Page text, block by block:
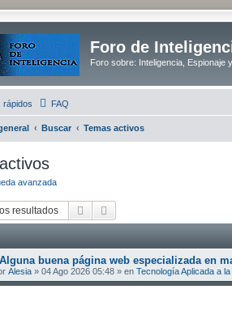
Foro de
Foro sobre: Inteligencia, Espionaje
rápidos FAQ
Buscar Temas activos
avanzada
Buscar
buena página web especializada en
Alesia » 04 Ago 2026 05:48 » en Tecnología Aplicada a